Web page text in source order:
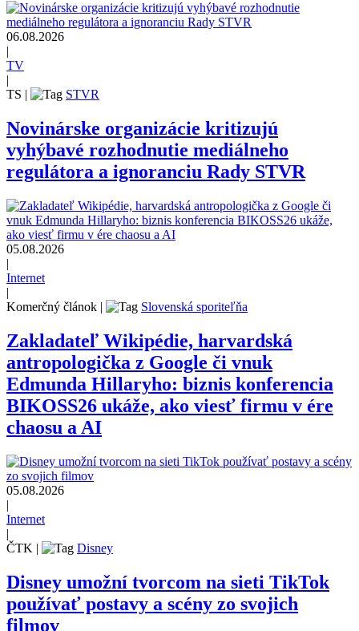
06.08.2026
TV
TS
STVR
Novinárske organizácie kritizujú
vyhýbavé rozhodnutie mediálneho
regulátora a ignoranciu Rady STVR
05.08.2026
|
Internet
|
Komerčný článok | Slovenská sporiteľňa
Zakladateľ Wikipédie, harvardská
antropologička z Google či vnuk
Edmunda Hillaryho: biznis konferencia
BIKOSS26 ukáže, ako viesť firmu v ére
chaosu a AI
05.08.2026
|
Internet
|
ČTK | Disney
Disney umožní tvorcom na sieti TikTok
používať postavy a scény zo svojich
filmov